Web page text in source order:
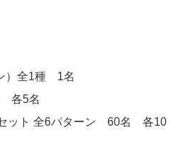
）全1種 1名
各5名
ット 全6パターン 60名 各10